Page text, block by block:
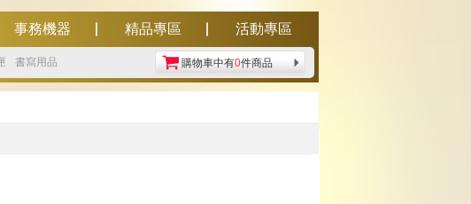
事務機器 精品專區 活動專區
書寫用品 購物車中有0件商品